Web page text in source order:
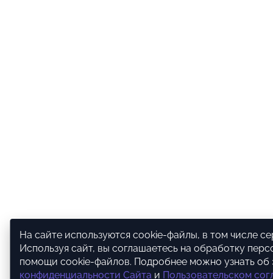
На сайте используются cookie-файлы, в том числе
Используя сайт, вы соглашаетесь на обработку
помощи cookie-файлов. Подробнее можно узнать об
конфиденциальности Сайта и Пользовательском